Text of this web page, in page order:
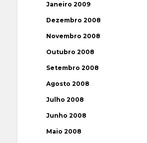
Janeiro 2009
Dezembro 2008
Novembro 2008
Outubro 2008
Setembro 2008
Agosto 2008
Julho 2008
Junho 2008
Maio 2008